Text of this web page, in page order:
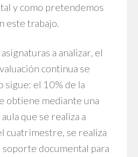
y como pretendemos
este trabajo.
a analizar, el
continua se
sigue: el 10% de la
obtiene mediante una
que se realiza a
cuatrimestre, se realiza
soporte documental para